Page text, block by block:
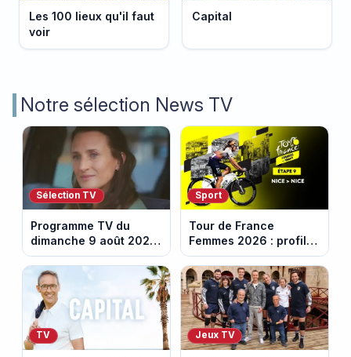
Les 100 lieux qu'il faut
voir
Capital
Notre sélection News TV
Sélection TV
Programme TV du
dimanche 9 août 2026
: notre sélection pour
votre soirée télé
Sport
Tour de France
Femmes 2026 : profil
et horaires de la
dernière étape à Nice
TV Jeux TV